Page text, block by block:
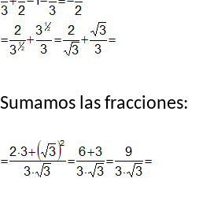
Sumamos las fracciones: